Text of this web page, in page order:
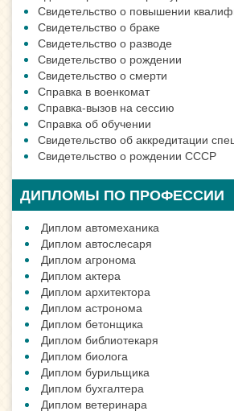
Свидетельство о повышении
Свидетельство о браке
Свидетельство о разводе
Свидетельство о рождении
Свидетельство о смерти
Справка в военкомат
Справка-вызов на сессию
Справка об обучении
Свидетельство об аккредитации
Свидетельство о рождении СССР
ДИПЛОМЫ ПО ПРОФЕССИИ
Диплом автомеханика
Диплом автослесаря
Диплом агронома
Диплом актера
Диплом архитектора
Диплом астронома
Диплом бетонщика
Диплом библиотекаря
Диплом биолога
Диплом бурильщика
Диплом бухгалтера
Диплом ветеринара